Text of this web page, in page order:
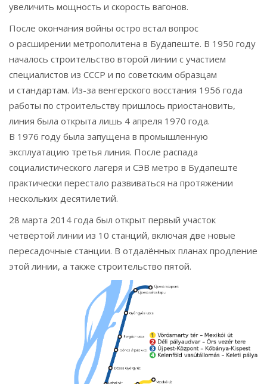
увеличить мощность и скорость вагонов.
После окончания войны остро встал вопрос
о расширении метрополитена в Будапеште. В 1950 году
началось строительство второй линии с участием
специалистов из СССР и по советским образцам
и стандартам. Из-за венгерского восстания 1956 года
работы по строительству пришлось приостановить,
линия была открыта лишь 4 апреля 1970 года.
В 1976 году была запущена в промышленную
эксплуатацию третья линия. После распада
социалистического лагеря и СЭВ метро в Будапеште
практически перестало развиваться на протяжении
нескольких десятилетий.
28 марта 2014 года был открыт первый участок
четвёртой линии из 10 станций, включая две новые
пересадочные станции. В отдалённых планах продление
этой линии, а также строительство пятой.